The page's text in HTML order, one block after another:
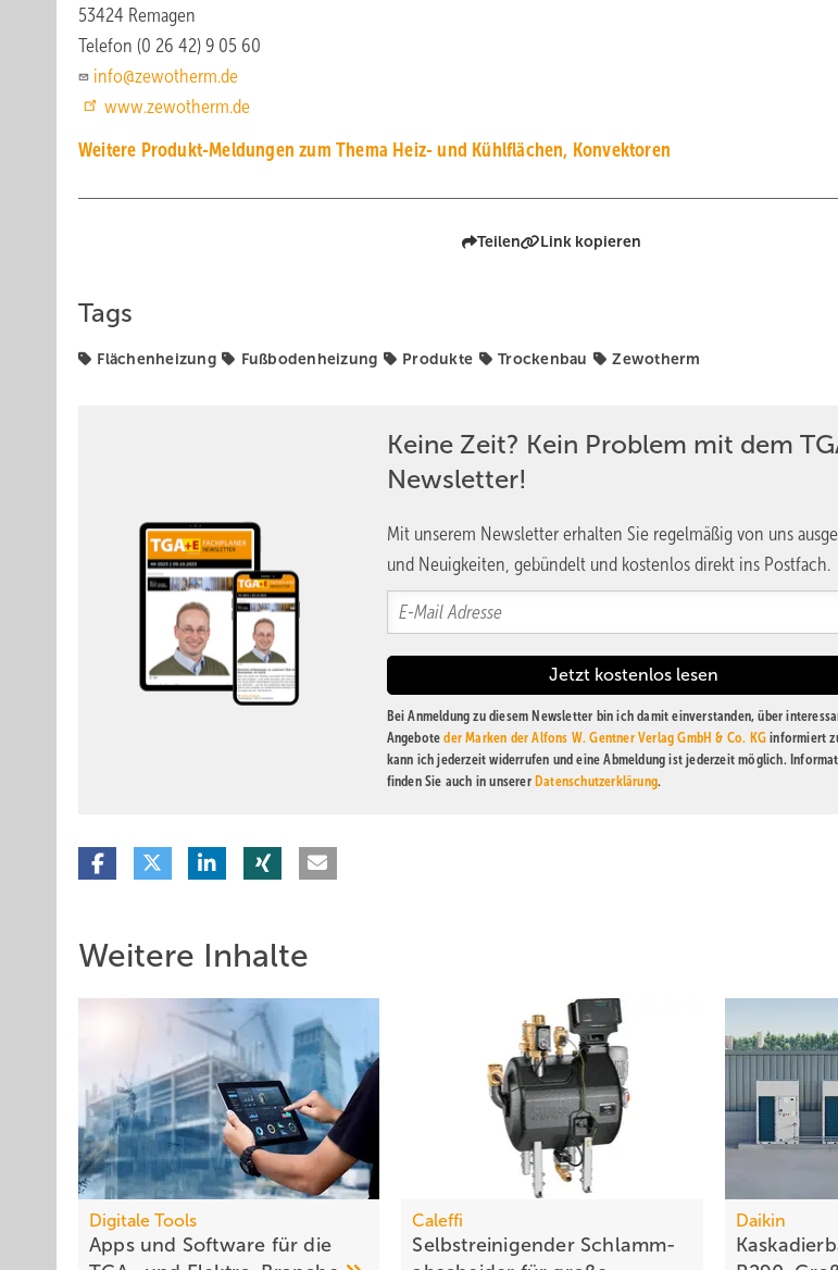
53424 Remagen
Telefon (0 26 42) 9 05 60
info@zewotherm.de
www.zewotherm.de
Weitere Produkt-Meldungen zum Thema Heiz- und Kühlflächen, Konvektoren
Teilen Link kopieren
Tags
Flächenheizung Fußbodenheizung Produkte Trockenbau Zewotherm
Keine Zeit? Kein Problem mit dem
Newsletter!
Mit unserem Newsletter erhalten Sie regelmäßig von uns
und Neuigkeiten, gebündelt und kostenlos direkt ins Postfach.
Bei Anmeldung zu diesem Newsletter bin ich damit einverstanden, über
Angeboteder Marken der Alfons W. Gentner Verlag GmbH & Co. KG informiert
kann ich jederzeit widerrufen und eine Abmeldung ist jederzeit möglich.
finden Sie auch in unserer Datenschutzerklärung.
Weitere Inhalte
Digitale Tools
Apps und Soft­ware für die
Caleffi
Selbstreinigender Schlamm­
Daikin